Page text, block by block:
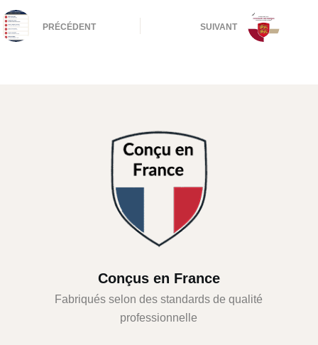
PRÉCÉDENT SUIVANT
Conçus en France
Fabriqués selon des standards de qualité
professionnelle